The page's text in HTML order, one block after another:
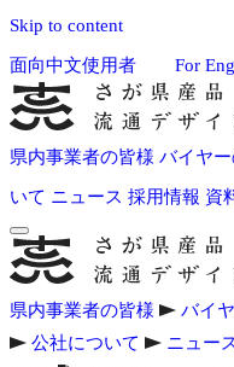
Skip to content
面向中文使用者 For
県内事業者の皆様 バイヤ
いて ニュース 採用情報 資
県内事業者の皆様 バイ
公社について
ニュー